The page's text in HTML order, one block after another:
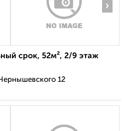
›
срок, 52м², 2/9 этаж
12